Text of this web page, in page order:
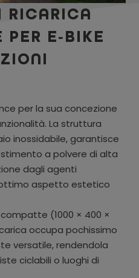
RICARICA
E‑BIKE
per la sua concezione
La struttura
inossidabile, garantisce
a polvere di alta
dagli agenti
aspetto estetico
(1000 × 400 ×
occupa pochissimo
versatile, rendendola
ciclabili o luoghi di